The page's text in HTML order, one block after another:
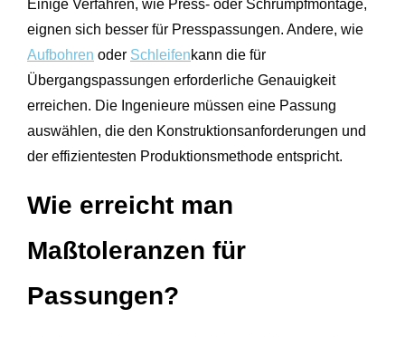
Einige Verfahren, wie Press- oder Schrumpfmontage,
eignen sich besser für Presspassungen. Andere, wie
Aufbohren oder Schleifenkann die für
Übergangspassungen erforderliche Genauigkeit
erreichen. Die Ingenieure müssen eine Passung
auswählen, die den Konstruktionsanforderungen und
der effizientesten Produktionsmethode entspricht.
Wie erreicht man
Maßtoleranzen für
Passungen?